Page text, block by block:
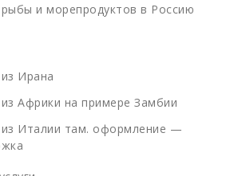
и морепродуктов в Россию
Ирана
Африки на примере Замбии
Италии там. оформление —